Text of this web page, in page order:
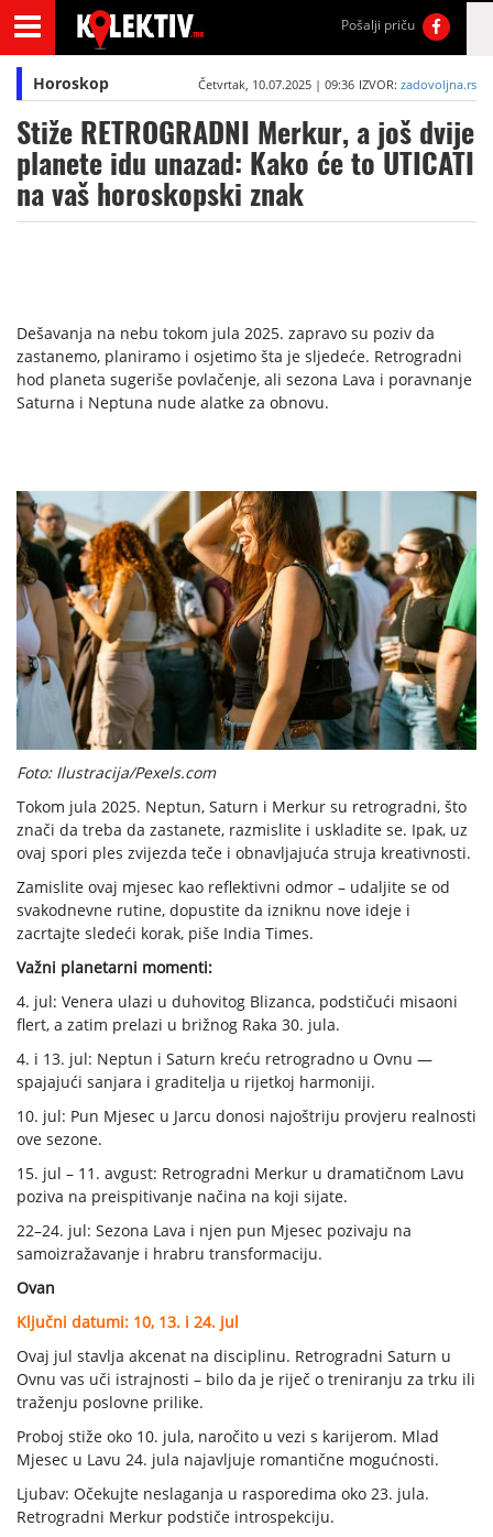
Pošalji priču
Horoskop Četvrtak, 10.07.2025 | 09:36 IZVOR: zadovoljna.rs
Stiže RETROGRADNI Merkur, a još dvije
planete idu unazad: Kako će to UTICATI
na vaš horoskopski znak
Dešavanja na nebu tokom jula 2025. zapravo su poziv da
zastanemo, planiramo i osjetimo šta je sljedeće. Retrogradni
hod planeta sugeriše povlačenje, ali sezona Lava i poravnanje
Saturna i Neptuna nude alatke za obnovu.
Foto: Ilustracija/Pexels.com
Tokom jula 2025. Neptun, Saturn i Merkur su retrogradni, što
znači da treba da zastanete, razmislite i uskladite se. Ipak, uz
ovaj spori ples zvijezda teče i obnavljajuća struja kreativnosti.
Zamislite ovaj mjesec kao reflektivni odmor – udaljite se od
svakodnevne rutine, dopustite da izniknu nove ideje i
zacrtajte sledeći korak, piše India Times.
Važni planetarni momenti:
4. jul: Venera ulazi u duhovitog Blizanca, podstičući misaoni
flert, a zatim prelazi u brižnog Raka 30. jula.
4. i 13. jul: Neptun i Saturn kreću retrogradno u Ovnu —
spajajući sanjara i graditelja u rijetkoj harmoniji.
10. jul: Pun Mjesec u Jarcu donosi najoštriju provjeru realnosti
ove sezone.
15. jul – 11. avgust: Retrogradni Merkur u dramatičnom Lavu
poziva na preispitivanje načina na koji sijate.
22–24. jul: Sezona Lava i njen pun Mjesec pozivaju na
samoizražavanje i hrabru transformaciju.
Ovan
Ključni datumi: 10, 13. i 24. jul
Ovaj jul stavlja akcenat na disciplinu. Retrogradni Saturn u
Ovnu vas uči istrajnosti – bilo da je riječ o treniranju za trku ili
traženju poslovne prilike.
Proboj stiže oko 10. jula, naročito u vezi s karijerom. Mlad
Mjesec u Lavu 24. jula najavljuje romantične mogućnosti.
Ljubav: Očekujte neslaganja u rasporedima oko 23. jula.
Retrogradni Merkur podstiče introspekciju.